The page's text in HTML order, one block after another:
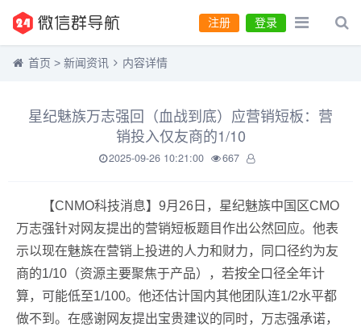
登录
注册
首页 > 新闻资讯 内容详情
星纪魅族万志强回（血战到底）应营销短板：营
销投入仅友商的1/10
2025-09-26 10:21:00 667
【CNMO科技消息】9月26日，星纪魅族中国区CMO
万志强针对网友提出的营销短板题目作出公然回应。他表
示以现在魅族在营销上投进的人力和财力，同口径约为友
商的1/10（资源主要聚焦于产品），若按全口径全年计
算，可能低至1/100。他还估计国内其他团队连1/2水平都
做不到。在感谢网友提出宝贵建议的同时，万志强承诺，